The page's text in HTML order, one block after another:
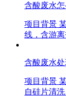
含酸废水
项目背景
线，含游
含酸废水
项目背景
自硅片清